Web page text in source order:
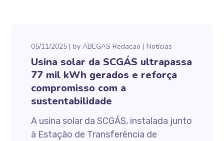
05/11/2025 byABEGAS Redacao Notícias
Usina solar da SCGÁS ultrapassa
77 mil kWh gerados e reforça
compromisso com a
sustentabilidade
A usina solar da SCGÁS, instalada junto
à Estação de Transferência de